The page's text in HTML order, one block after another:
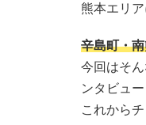
熊本エリ
辛島町・
今回はそ
ンタビュ
これから